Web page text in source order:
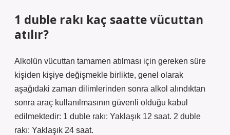
1 duble rakı kaç saatte vücuttan
atılır?
Alkolün vücuttan tamamen atılması için gereken süre
kişiden kişiye değişmekle birlikte, genel olarak
aşağıdaki zaman dilimlerinden sonra alkol alındıktan
sonra araç kullanılmasının güvenli olduğu kabul
edilmektedir: 1 duble rakı: Yaklaşık 12 saat. 2 duble
rakı: Yaklaşık 24 saat.